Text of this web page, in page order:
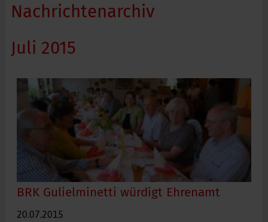
Nachrichtenarchiv
Juli 2015
BRK Gulielminetti würdigt Ehrenamt
20.07.2015